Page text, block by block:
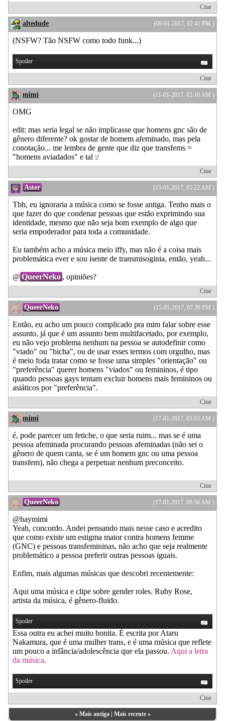
Citar
(09-01-2017, 02:41 PM )
altedude
(NSFW? Tão NSFW como todo funk...)
Spoiler
Citar
(11-01-2017, 05:10 AM )
mimi
OMG
edit: mas seria legal se não implicasse que homens gnc são de
gênero diferente? ok gostar de homem afeminado, mas pela
conotação... me lembra de gente que diz que transfems =
"homens aviadados" e tal :/
Citar
(13-01-2017, 05:22 AM )
Aster
Tbh, eu ignoraria a música como se fosse antiga. Tenho mais o
que fazer do que condenar pessoas que estão exprimindo sua
identidade, mesmo que não seja bom exemplo de algo que
seria empoderador para toda a comunidade.
Eu também acho a música meio iffy, mas não é a coisa mais
problemática ever e sou isente de transmisoginia, então, yeah...
@ QueerNeko , opiniões?
Citar
(15-01-2017, 07:39 PM )
QueerNeko
Então, eu acho um pouco complicado pra mim falar sobre esse
assunto, já que é um assunto bem multifacetado, por exemplo,
eu não vejo problema nenhum na pessoa se autodefinir como
"viado" ou "bicha", ou de usar esses termos com orgulho, mas
é meio foda tratar como se fosse uma simples "orientação" ou
"preferência" querer homens "viados" ou femininos, é tipo
quando pessoas gays tentam excluir homens mais femininos ou
asiáticos por "preferência".
Citar
(17-01-2017, 05:05 AM )
mimi
é, pode parecer um fetiche, o que seria ruim... mas se é uma
pessoa afeminada procurando pessoas afeminadas (não sei o
gênero de quem canta, se é um homem gnc ou uma pessoa
transfem), não chega a perpetuar nenhum preconceito.
Citar
(17-01-2017, 08:56 AM )
QueerNeko
@haymimi
Yeah, concordo. Andei pensando mais nesse caso e acredito
que como existe um estigma maior contra homens femme
(GNC) e pessoas transfemininas, não acho que seja realmente
problemático a pessoa preferir outras pessoas iguais.
Enfim, mais algumas músicas que descobri recentemente:
Aqui uma música e clipe sobre gender roles. Ruby Rose,
artista da música, é gênero-fluido.
Spoiler
Essa outra eu achei muito bonita. É escrita por Ataru
Nakamura, que é uma mulher trans, e é uma música que reflete
um pouco a infância/adolescência que ela passou. Aqui a letra
da música.
Spoiler
Citar
« Mais antiga| Mais recente»